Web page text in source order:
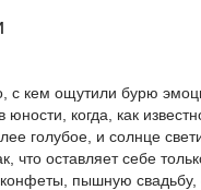
с кем ощутили бурю
юности, когда, как
голубое, и солнце
что оставляет себе
пышную свадьбу,